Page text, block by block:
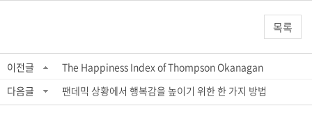
목록
이전글
The Happiness Index of Thompson Okanagan
다음글
팬데믹 상황에서 행복감을 높이기 위한 한 가지 방법